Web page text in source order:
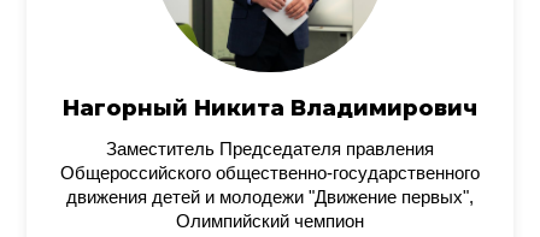
Нагорный Никита Владимирович
Заместитель Председателя правления
Общероссийского общественно-государственного
движения детей и молодежи "Движение первых",
Олимпийский чемпион